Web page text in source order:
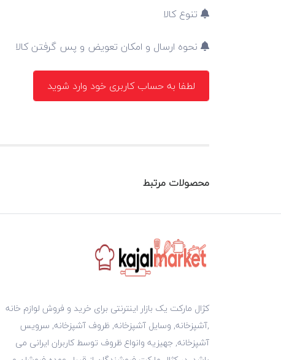
تنوع کالا
نحوه ارسال و امکان تعویض و پس گرفتن کالا
لطفا به حساب کاربری خود وارد شوید
محصولات مرتبط
کژال مارکت یک بازار اینترنتی برای خرید و فروش لوازم خانه
,آشپزخانه, وسایل آشپزخانه, ظروف آشپزخانه, سرویس
آشپزخانه, جهیزیه وانواع ظروف توسط کاربران ایرانی می